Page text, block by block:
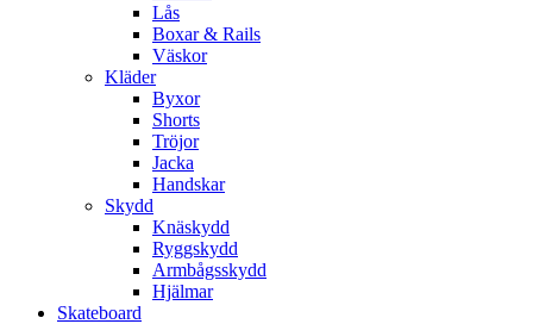
Lås
Boxar & Rails
Väskor
Kläder
Byxor
Shorts
Tröjor
Jacka
Handskar
Skydd
Knäskydd
Ryggskydd
Armbågsskydd
Hjälmar
Skateboard